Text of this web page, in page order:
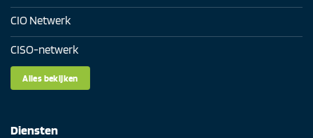
CIO Netwerk
CISO-netwerk
Alles bekijken
Diensten